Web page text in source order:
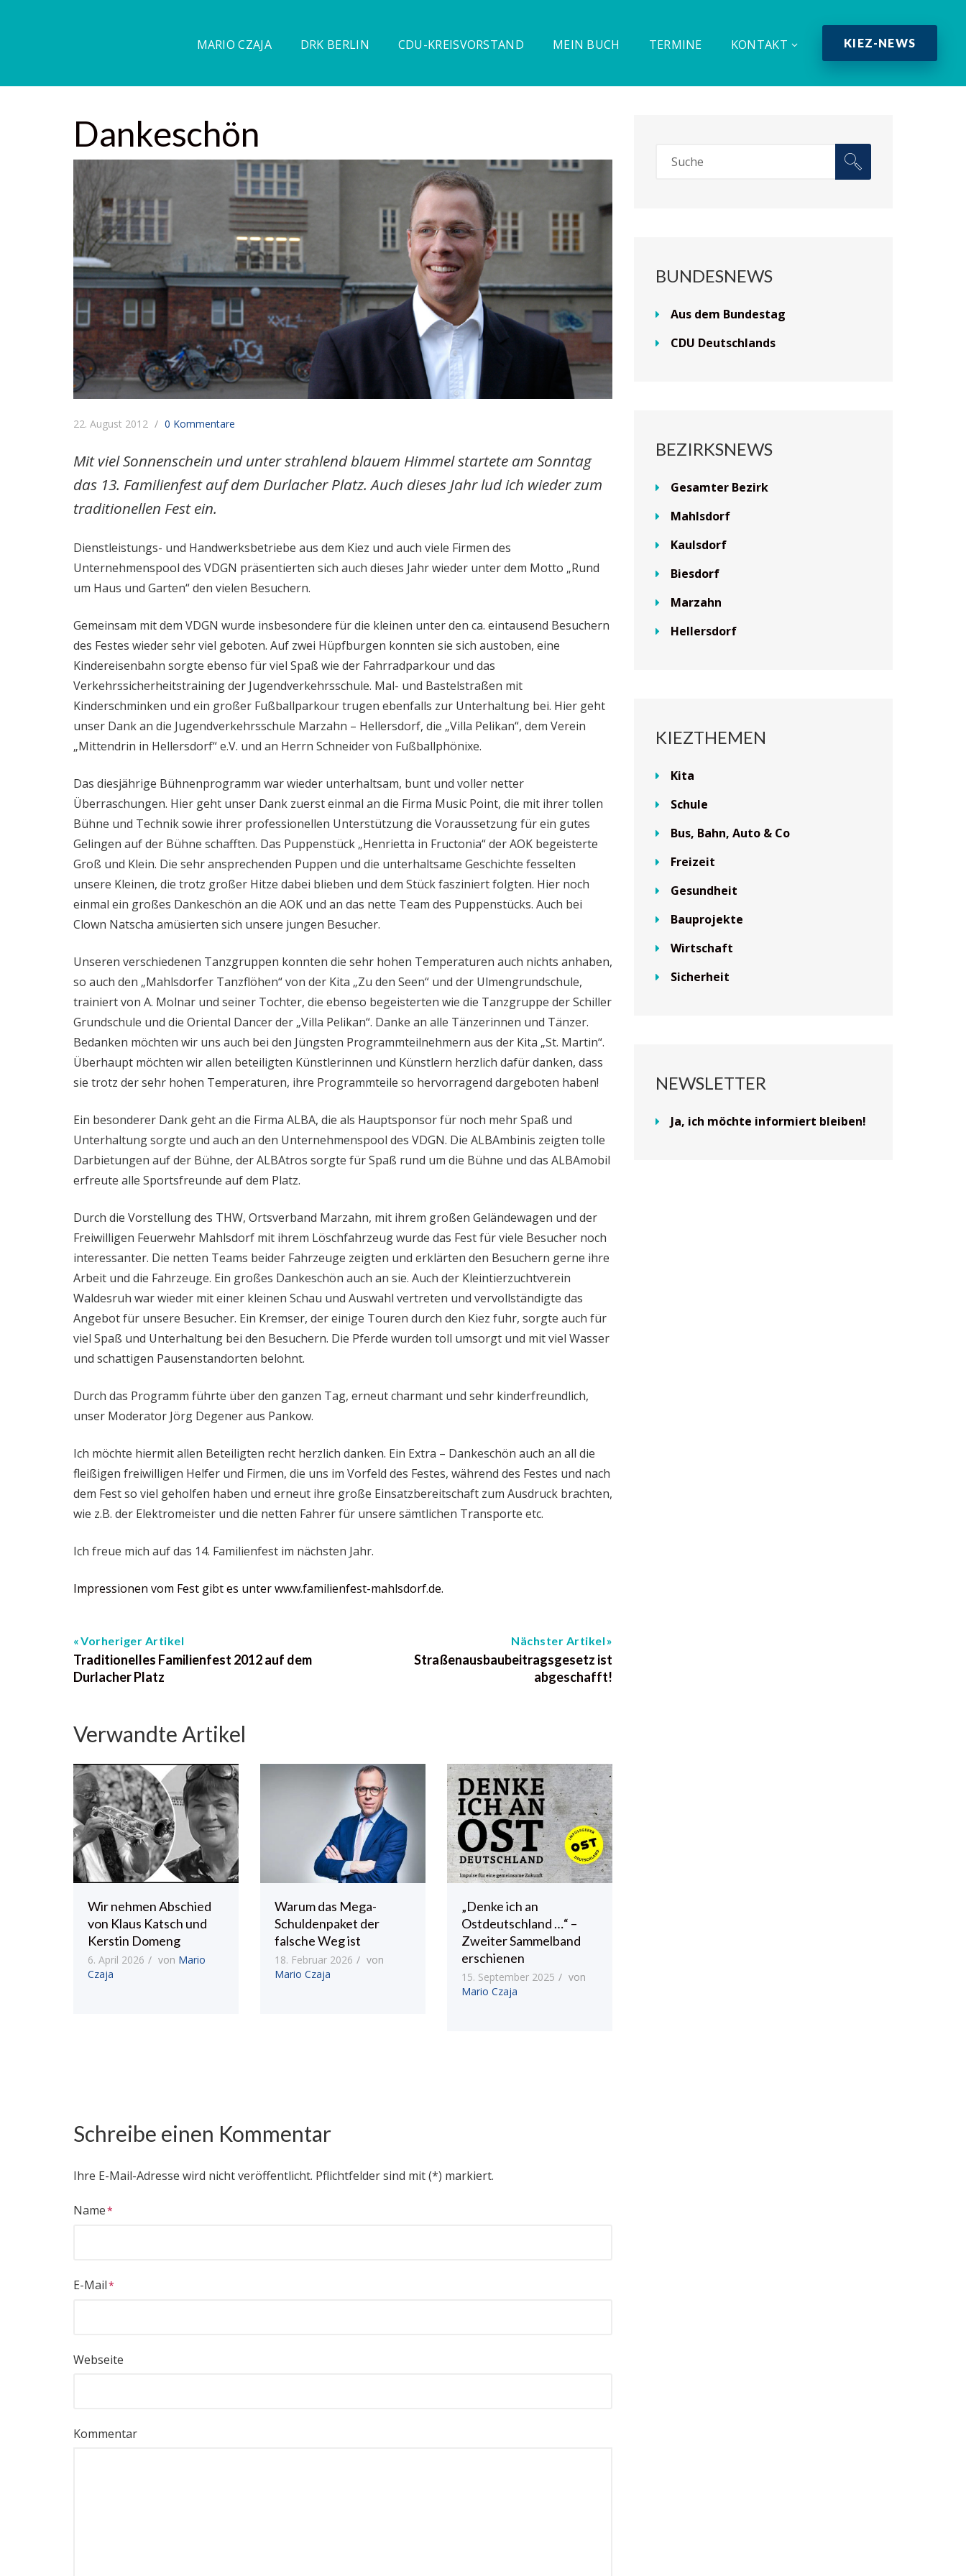
MARIO CZAJA DRK BERLIN CDU-KREISVORSTAND MEIN BUCH TERMINE KONTAKT KIEZ-NEWS
Dankeschön
22. August 2012 0 Kommentare
Mit viel Sonnenschein und unter strahlend blauem Himmel startete am Sonntag
das 13. Familienfest auf dem Durlacher Platz. Auch dieses Jahr lud ich wieder zum
traditionellen Fest ein.
Dienstleistungs- und Handwerksbetriebe aus dem Kiez und auch viele Firmen des
Unternehmenspool des VDGN präsentierten sich auch dieses Jahr wieder unter dem Motto „Rund
um Haus und Garten“ den vielen Besuchern.
Gemeinsam mit dem VDGN wurde insbesondere für die kleinen unter den ca. eintausend Besuchern
des Festes wieder sehr viel geboten. Auf zwei Hüpfburgen konnten sie sich austoben, eine
Kindereisenbahn sorgte ebenso für viel Spaß wie der Fahrradparkour und das
Verkehrssicherheitstraining der Jugendverkehrsschule. Mal- und Bastelstraßen mit
Kinderschminken und ein großer Fußballparkour trugen ebenfalls zur Unterhaltung bei. Hier geht
unser Dank an die Jugendverkehrsschule Marzahn – Hellersdorf, die „Villa Pelikan“, dem Verein
„Mittendrin in Hellersdorf“ e.V. und an Herrn Schneider von Fußballphönixe.
Das diesjährige Bühnenprogramm war wieder unterhaltsam, bunt und voller netter
Überraschungen. Hier geht unser Dank zuerst einmal an die Firma Music Point, die mit ihrer tollen
Bühne und Technik sowie ihrer professionellen Unterstützung die Voraussetzung für ein gutes
Gelingen auf der Bühne schafften. Das Puppenstück „Henrietta in Fructonia“ der AOK begeisterte
Groß und Klein. Die sehr ansprechenden Puppen und die unterhaltsame Geschichte fesselten
unsere Kleinen, die trotz großer Hitze dabei blieben und dem Stück fasziniert folgten. Hier noch
einmal ein großes Dankeschön an die AOK und an das nette Team des Puppenstücks. Auch bei
Clown Natscha amüsierten sich unsere jungen Besucher.
Unseren verschiedenen Tanzgruppen konnten die sehr hohen Temperaturen auch nichts anhaben,
so auch den „Mahlsdorfer Tanzflöhen“ von der Kita „Zu den Seen“ und der Ulmengrundschule,
trainiert von A. Molnar und seiner Tochter, die ebenso begeisterten wie die Tanzgruppe der Schiller
Grundschule und die Oriental Dancer der „Villa Pelikan“. Danke an alle Tänzerinnen und Tänzer.
Bedanken möchten wir uns auch bei den Jüngsten Programmteilnehmern aus der Kita „St. Martin“.
Überhaupt möchten wir allen beteiligten Künstlerinnen und Künstlern herzlich dafür danken, dass
sie trotz der sehr hohen Temperaturen, ihre Programmteile so hervorragend dargeboten haben!
Ein besonderer Dank geht an die Firma ALBA, die als Hauptsponsor für noch mehr Spaß und
Unterhaltung sorgte und auch an den Unternehmenspool des VDGN. Die ALBAmbinis zeigten tolle
Darbietungen auf der Bühne, der ALBAtros sorgte für Spaß rund um die Bühne und das ALBAmobil
erfreute alle Sportsfreunde auf dem Platz.
Durch die Vorstellung des THW, Ortsverband Marzahn, mit ihrem großen Geländewagen und der
Freiwilligen Feuerwehr Mahlsdorf mit ihrem Löschfahrzeug wurde das Fest für viele Besucher noch
interessanter. Die netten Teams beider Fahrzeuge zeigten und erklärten den Besuchern gerne ihre
Arbeit und die Fahrzeuge. Ein großes Dankeschön auch an sie. Auch der Kleintierzuchtverein
Waldesruh war wieder mit einer kleinen Schau und Auswahl vertreten und vervollständigte das
Angebot für unsere Besucher. Ein Kremser, der einige Touren durch den Kiez fuhr, sorgte auch für
viel Spaß und Unterhaltung bei den Besuchern. Die Pferde wurden toll umsorgt und mit viel Wasser
und schattigen Pausenstandorten belohnt.
Durch das Programm führte über den ganzen Tag, erneut charmant und sehr kinderfreundlich,
unser Moderator Jörg Degener aus Pankow.
Ich möchte hiermit allen Beteiligten recht herzlich danken. Ein Extra – Dankeschön auch an all die
fleißigen freiwilligen Helfer und Firmen, die uns im Vorfeld des Festes, während des Festes und nach
dem Fest so viel geholfen haben und erneut ihre große Einsatzbereitschaft zum Ausdruck brachten,
wie z.B. der Elektromeister und die netten Fahrer für unsere sämtlichen Transporte etc.
Ich freue mich auf das 14. Familienfest im nächsten Jahr.
Impressionen vom Fest gibt es unter www.familienfest-mahlsdorf.de.
Vorheriger Artikel
Traditionelles Familienfest 2012 auf dem
Durlacher Platz
Nächster Artikel
Straßenausbaubeitragsgesetz ist
abgeschafft!
Verwandte Artikel
Wir nehmen Abschied
von Klaus Katsch und
Kerstin Domeng
6. April 2026 von Mario
Czaja
Warum das Mega-
Schuldenpaket der
falsche Weg ist
18. Februar 2026
von
Mario Czaja
„Denke ich an
Ostdeutschland …“ –
Zweiter Sammelband
erschienen
15. September 2025
von
Mario Czaja
Schreibe einen Kommentar
Ihre E-Mail-Adresse wird nicht veröffentlicht. Pflichtfelder sind mit (*) markiert.
Name
E-Mail
Webseite
Kommentar
BUNDESNEWS
Aus dem Bundestag
CDU Deutschlands
BEZIRKSNEWS
Gesamter Bezirk
Mahlsdorf
Kaulsdorf
Biesdorf
Marzahn
Hellersdorf
KIEZTHEMEN
Kita
Schule
Bus, Bahn, Auto & Co
Freizeit
Gesundheit
Bauprojekte
Wirtschaft
Sicherheit
NEWSLETTER
Ja, ich möchte informiert bleiben!